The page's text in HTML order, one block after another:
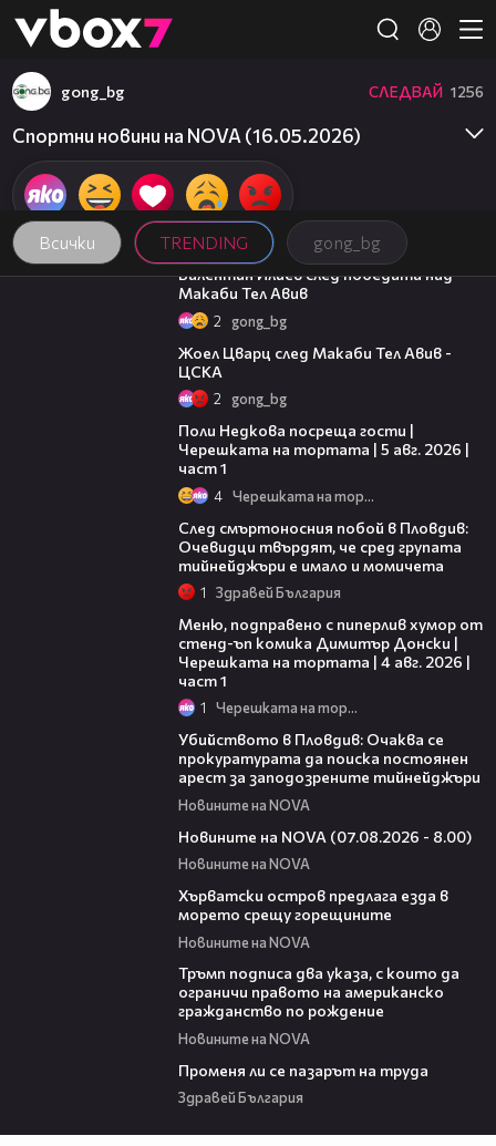
👾
Всички TRENDING gong_bg
gong_bg СЛЕДВАЙ 1256
Спортни новини на NOVA (16.05.2026)
06:38
Валентин Илиев след победата над
Макаби Тел Авив
2 gong_bg
Жоел Цварц след Макаби Тел Авив -
ЦСКА
2 gong_bg
Поли Недкова посреща гости |
Черешката на тортата | 5 авг. 2026 |
част 1
4 Черешката на тортата
След смъртоносния побой в Пловдив:
Очевидци твърдят, че сред групата
тийнейджъри е имало и момичета
1 Здравей България
Меню, подправено с пиперлив хумор от
стенд-ъп комика Димитър Донски |
Черешката на тортата | 4 авг. 2026 |
част 1
1 Черешката на тортата
Убийството в Пловдив: Очаква се
прокуратурата да поиска постоянен
арест за заподозрените тийнейджъри
Новините на NOVA
Новините на NOVA (07.08.2026 - 8.00)
Новините на NOVA
Хърватски остров предлага езда в
морето срещу горещините
Новините на NOVA
Тръмп подписа два указа, с които да
ограничи правото на американско
гражданство по рождение
Новините на NOVA
Променя ли се пазарът на труда
Здравей България